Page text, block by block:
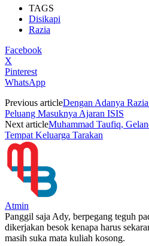
TAGS
Disikapi
Razia
Facebook
X
Pinterest
WhatsApp
Previous articleDengan Adanya
Peluang Masuknya Ajaran ISIS
Next articleMuhammad Taufiq,
Tempat Keluarga Tarakan
Atmin
Panggil saja Ady, berpegang teguh
dikerjakan besok kenapa harus
masih suka mata kuliah kosong.